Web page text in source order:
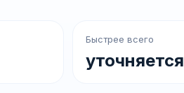
Быстрее всего
уточняется